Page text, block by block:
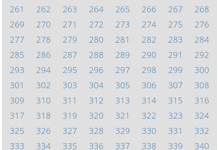
261
262 263 264 265 266 267
268
269
270 271 272 273 274 275
276
277
278 279 280 281 282 283
284
285
286 287 288 289 290 291
292
293
294 295 296 297 298 299
300
301
302 303 304 305 306 307
308
309
310 311 312 313 314 315
316
317
318 319 320 321 322 323
324
325
326 327 328 329 330 331
332
333
334 335 336 337 338 339 340